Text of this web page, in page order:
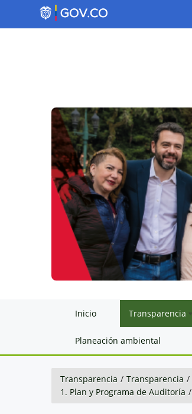
Inicio Transparencia
Planeación ambiental
Transparencia / Transparencia /
1. Plan y Programa de Auditoría /